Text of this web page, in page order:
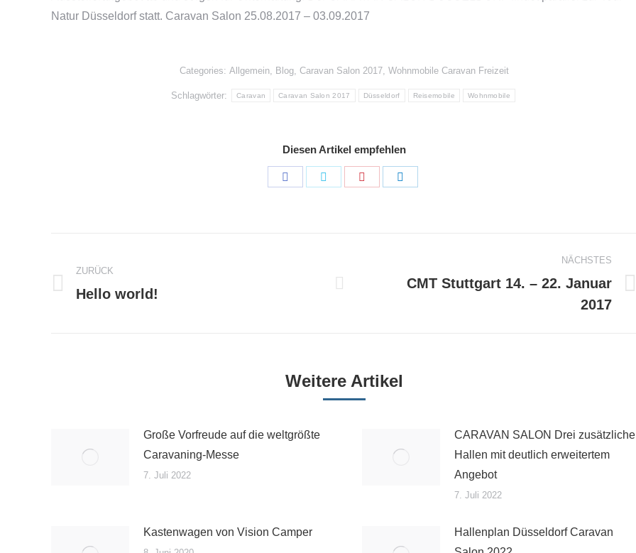
Natur Düsseldorf statt. Caravan Salon 25.08.2017 – 03.09.2017
Categories: Allgemein, Blog, Caravan Salon 2017, Wohnmobile Caravan Freizeit
Schlagwörter: Caravan Caravan Salon 2017 Düsseldorf Reisemobile Wohnmobile
Diesen Artikel empfehlen
ZURÜCK
Vorheriger
Hello world!
NÄCHSTES
Nächster
CMT Stuttgart 14. – 22. Januar
2017
Weitere Artikel
Große Vorfreude auf die weltgrößte
Caravaning-Messe
7. Juli 2022
CARAVAN SALON Drei zusätzliche
Hallen mit deutlich erweitertem
Angebot
7. Juli 2022
Kastenwagen von Vision Camper
Hallenplan Düsseldorf Caravan